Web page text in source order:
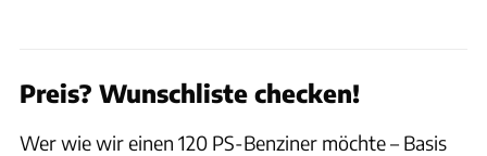
Preis? Wunschliste checken!
Wer wie wir einen 120 PS-Benziner möchte – Basis